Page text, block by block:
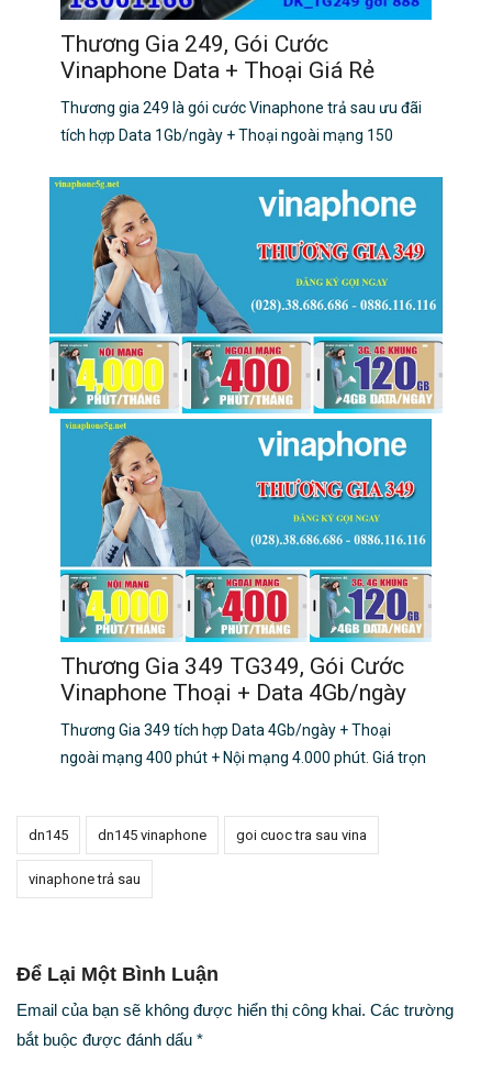
Thương Gia 249, Gói Cước
Vinaphone Data + Thoại Giá Rẻ
Thương gia 249 là gói cước Vinaphone trả sau ưu đãi
tích hợp Data 1Gb/ngày + Thoại ngoài mạng 150
Thương Gia 349 TG349, Gói Cước
Vinaphone Thoại + Data 4Gb/ngày
Thương Gia 349 tích hợp Data 4Gb/ngày + Thoại
ngoài mạng 400 phút + Nội mạng 4.000 phút. Giá trọn
dn145 dn145 vinaphone goi cuoc tra sau vina
vinaphone trả sau
Để Lại Một Bình Luận
Email của bạn sẽ không được hiển thị công khai. Các trường
bắt buộc được đánh dấu *